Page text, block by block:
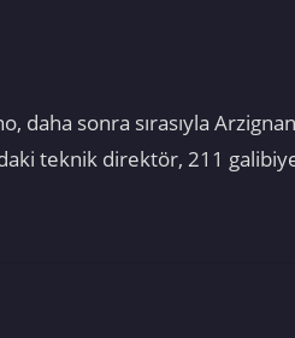
sonra sırasıyla
teknik direktör, 211